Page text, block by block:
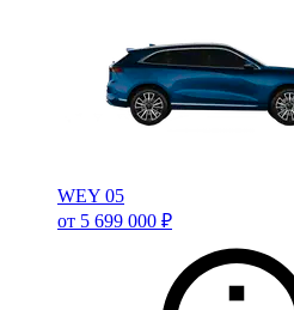
WEY 05
от 5 699 000 ₽